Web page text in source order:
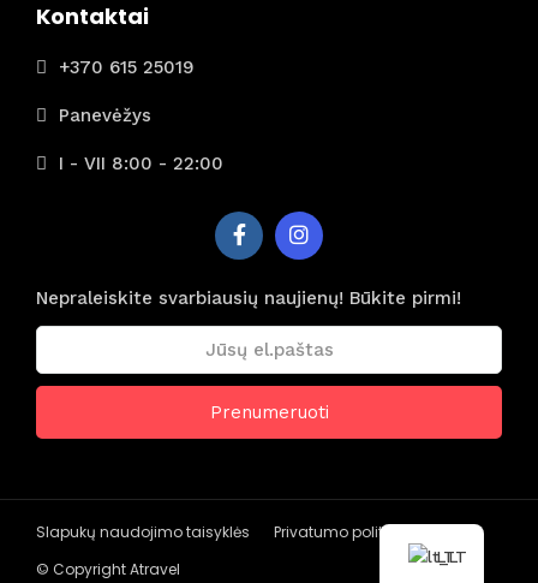
Kontaktai
+370 615 25019
Panevėžys
I - VII 8:00 - 22:00
Nepraleiskite svarbiausių naujienų! Būkite pirmi!
Slapukų naudojimo taisyklės
Privatumo politika
© Copyright Atravel
LT